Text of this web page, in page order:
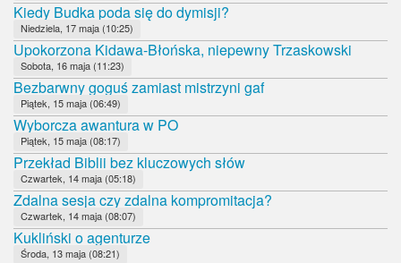
Kiedy Budka poda się do dymisji?
Niedziela, 17 maja (10:25)
Upokorzona Kidawa-Błońska, niepewny Trzaskowski
Sobota, 16 maja (11:23)
Bezbarwny goguś zamiast mistrzyni gaf
Piątek, 15 maja (06:49)
Wyborcza awantura w PO
Piątek, 15 maja (08:17)
Przekład Biblii bez kluczowych słów
Czwartek, 14 maja (05:18)
Zdalna sesja czy zdalna kompromitacja?
Czwartek, 14 maja (08:07)
Kukliński o agenturze
Środa, 13 maja (08:21)